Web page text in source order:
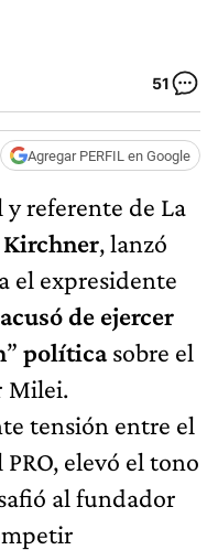
51
Agregar PERFIL en Google
referente de La
, lanzó
el expresidente
acusó de ejercer
” políticasobre el
Milei.
tensión entre el
elevó el tono
al fundador